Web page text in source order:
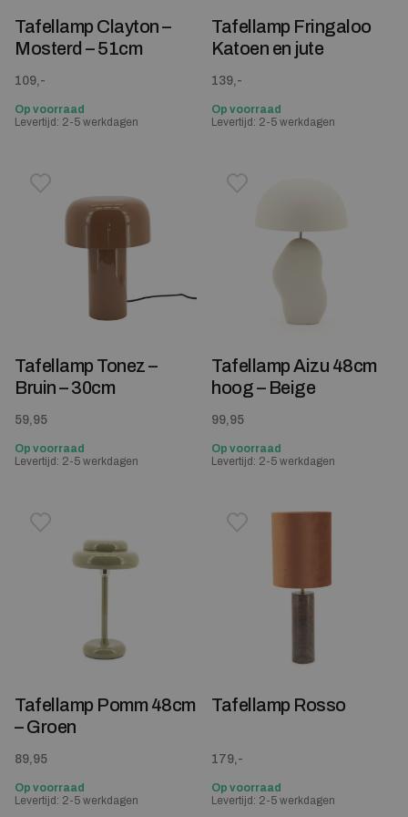
Tafellamp Clayton –
Mosterd – 51cm
109,-
Op voorraad
Levertijd: 2-5 werkdagen
Tafellamp Fringaloo
Katoen en jute
139,-
Op voorraad
Levertijd: 2-5 werkdagen
Toevoegen aan verlanglijstje
Verwijderen van verlanglijst
Tafellamp Tonez –
Bruin – 30cm
59,95
Op voorraad
Levertijd: 2-5 werkdagen
Toevoegen aan
Verwijderen van verlanglijst
Tafellamp Aizu 48cm
hoog – Beige
99,95
Op voorraad
Levertijd: 2-5 werkdagen
Toevoegen aan verlanglijstje
Verwijderen van verlanglijst
Tafellamp Pomm 48cm
– Groen
89,95
Op voorraad
Levertijd: 2-5 werkdagen
Toevoegen aan
Verwijderen van verlanglijst
Tafellamp Rosso
179,-
Op voorraad
Levertijd: 2-5 werkdagen